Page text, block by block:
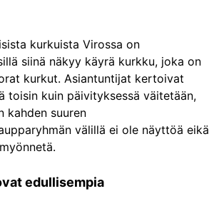
kurkuista Virossa on
siinä näkyy käyrä kurkku, joka on
kurkut. Asiantuntijat kertoivat
toisin kuin päivityksessä väitetään,
kahden suuren
välillä ei ole näyttöä eikä
edullisempia